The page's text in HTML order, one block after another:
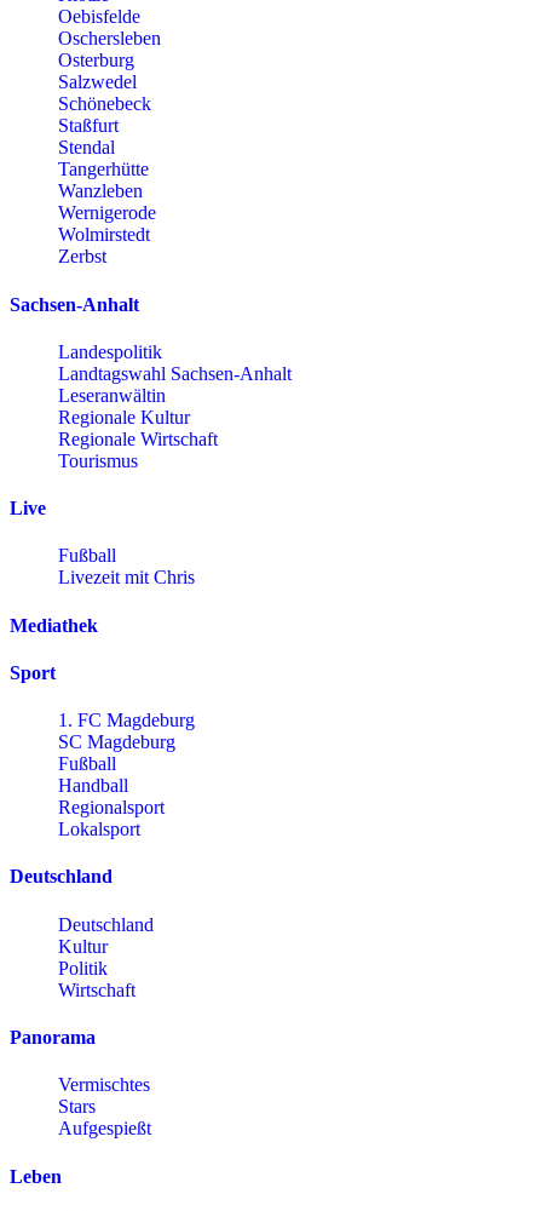
Oebisfelde
Oschersleben
Osterburg
Salzwedel
Schönebeck
Staßfurt
Stendal
Tangerhütte
Wanzleben
Wernigerode
Wolmirstedt
Zerbst
Sachsen-Anhalt
Landespolitik
Landtagswahl Sachsen-Anhalt
Leseranwältin
Regionale Kultur
Regionale Wirtschaft
Tourismus
Live
Fußball
Livezeit mit Chris
Mediathek
Sport
1. FC Magdeburg
SC Magdeburg
Fußball
Handball
Regionalsport
Lokalsport
Deutschland
Deutschland
Kultur
Politik
Wirtschaft
Panorama
Vermischtes
Stars
Aufgespießt
Leben